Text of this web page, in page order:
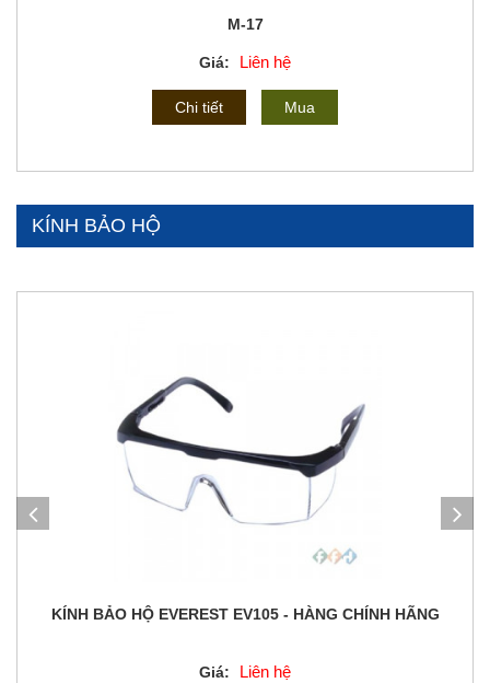
M-17
Giá: Liên hệ
Chi tiết Mua
KÍNH BẢO HỘ
KÍNH BẢO HỘ EVEREST EV105 - HÀNG CHÍNH HÃNG
Giá: Liên hệ